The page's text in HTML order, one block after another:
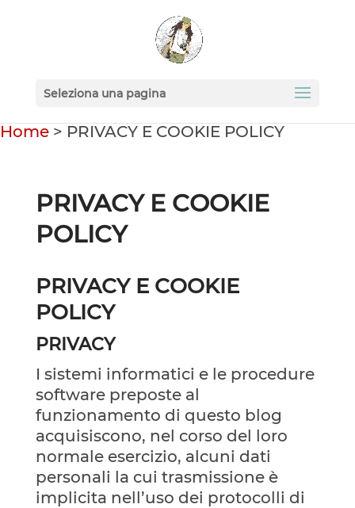
Seleziona una pagina
Home > PRIVACY E COOKIE POLICY
PRIVACY E COOKIE
POLICY
PRIVACY E COOKIE
POLICY
PRIVACY
I sistemi informatici e le procedure
software preposte al
funzionamento di questo blog
acquisiscono, nel corso del loro
normale esercizio, alcuni dati
personali la cui trasmissione è
implicita nell’uso dei protocolli di